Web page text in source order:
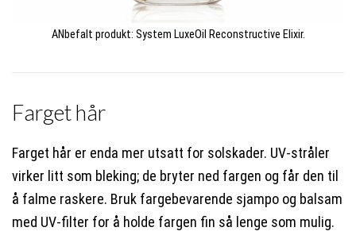
ANbefalt produkt: System LuxeOil Reconstructive Elixir.
Farget hår
Farget hår er enda mer utsatt for solskader. UV-stråler
virker litt som bleking; de bryter ned fargen og får den til
å falme raskere. Bruk fargebevarende sjampo og balsam
med UV-filter for å holde fargen fin så lenge som mulig.